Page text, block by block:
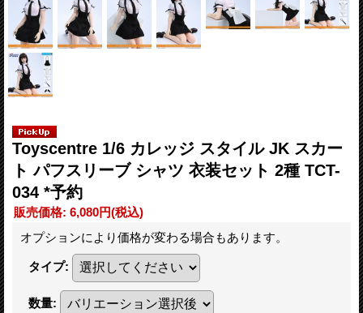
Toyscentre 1/6 カレッジ スタイル JK スカー
ト パフスリーブ シャツ 衣装セット 2種 TCT-
034 *予約
販売価格: 6,080円(税込)
オプションにより価格が変わる場合もあります。
タイプ:
数量: